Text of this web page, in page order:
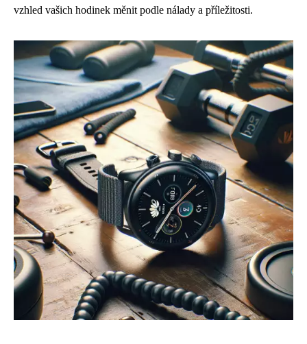
vzhled vašich hodinek měnit podle nálady a příležitosti.